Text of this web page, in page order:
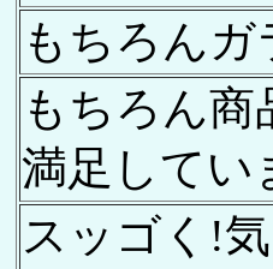
もちろん
もちろん
満足してい
スッゴく!